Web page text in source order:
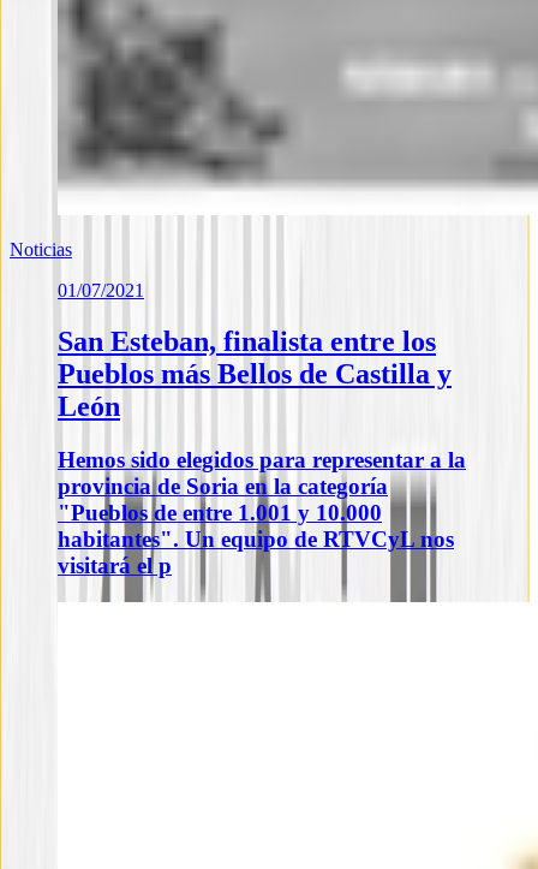
Noticias
01/07/2021
San Esteban, finalista entre los
Pueblos más Bellos de Castilla y
León
Hemos sido elegidos para representar a la
provincia de Soria en la categoría
"Pueblos de entre 1.001 y 10.000
habitantes". Un equipo de RTVCyL nos
visitará el p